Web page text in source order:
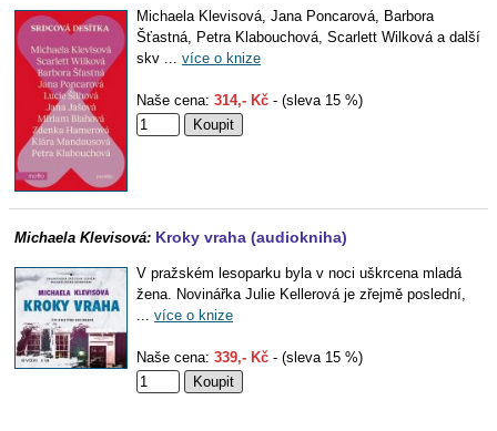
Michaela Klevisová, Jana Poncarová, Barbora
Šťastná, Petra Klabouchová, Scarlett Wilková a další
skv ... více o knize
Naše cena: 314,- Kč - (sleva 15 %)
Michaela Klevisová: Kroky vraha (audiokniha)
V pražském lesoparku byla v noci uškrcena mladá
žena. Novinářka Julie Kellerová je zřejmě poslední,
... více o knize
Naše cena: 339,- Kč - (sleva 15 %)